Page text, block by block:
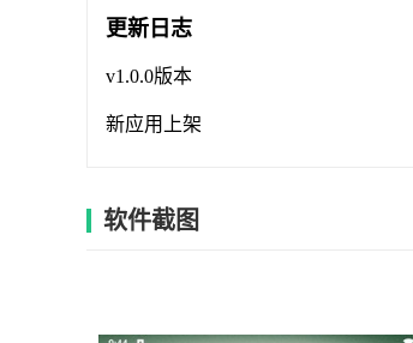
更新日志
v1.0.0版本
新应用上架
软件截图